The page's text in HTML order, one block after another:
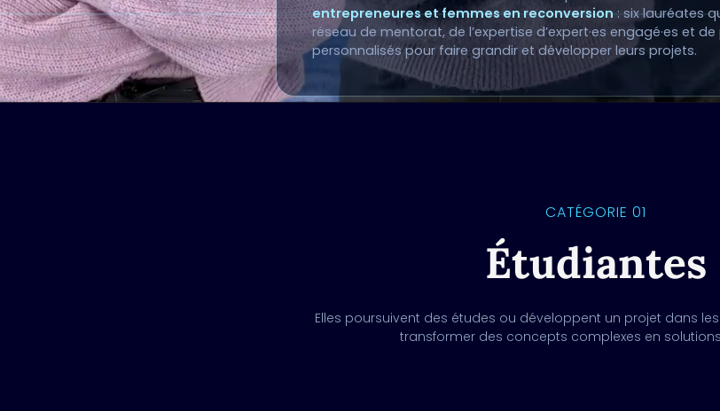
entrepreneures et femmes en reconversion: six lauréates
réseau de mentorat, de l’expertise d’expert·es engagé·es et
personnalisés pour faire grandir et développer leurs projets.
CATÉGORIE 01
Étudiantes
Elles poursuivent des études ou développent un projet dans les
transformer des concepts complexes en